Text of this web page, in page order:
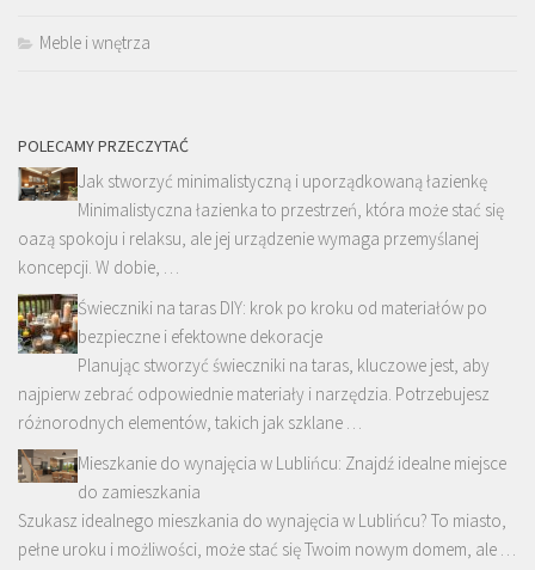
Meble i wnętrza
POLECAMY PRZECZYTAĆ
Jak stworzyć minimalistyczną i uporządkowaną łazienkę
Minimalistyczna łazienka to przestrzeń, która może stać się
oazą spokoju i relaksu, ale jej urządzenie wymaga przemyślanej
koncepcji. W dobie, …
Świeczniki na taras DIY: krok po kroku od materiałów po
bezpieczne i efektowne dekoracje
Planując stworzyć świeczniki na taras, kluczowe jest, aby
najpierw zebrać odpowiednie materiały i narzędzia. Potrzebujesz
różnorodnych elementów, takich jak szklane …
Mieszkanie do wynajęcia w Lublińcu: Znajdź idealne miejsce
do zamieszkania
Szukasz idealnego mieszkania do wynajęcia w Lublińcu? To miasto,
pełne uroku i możliwości, może stać się Twoim nowym domem, ale …